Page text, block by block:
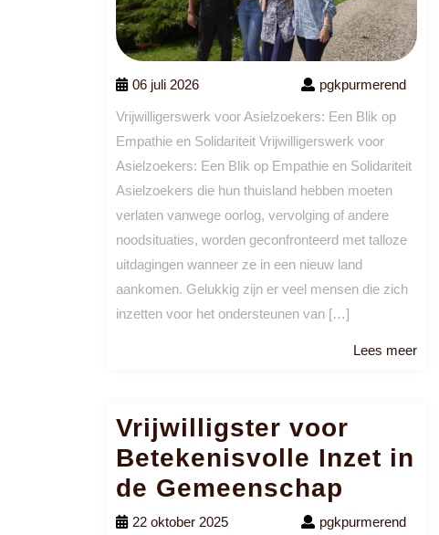
06 juli 2026 pgkpurmerend
Vrijwilligerswerk voor Asielzoekers: Een Blik op
Empathie en Solidariteit Vrijwilligerswerk voor
Asielzoekers: Een Blik op Empathie en Solidariteit
Asielzoekers die hun thuisland hebben moeten
verlaten vanwege oorlog, vervolging of andere
noodsituaties, worden geconfronteerd met talloze
uitdagingen wanneer ze in een nieuw land
aankomen. Gelukkig zijn er veel mensen die zich
inzetten voor het ondersteunen van […]
Lees meerLees
Vrijwilligster voor
Betekenisvolle Inzet in
de Gemeenschap
22 oktober 2025 pgkpurmerend